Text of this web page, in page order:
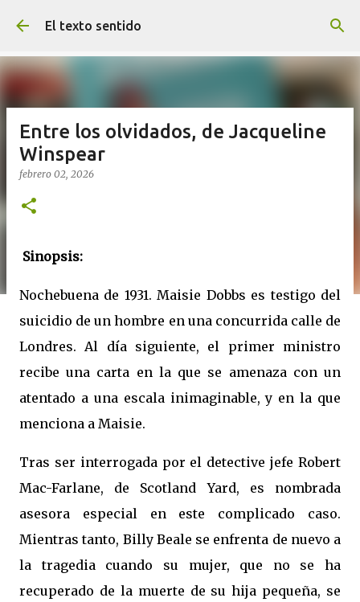
Ir al contenido principal
El texto sentido
Entre los olvidados, de Jacqueline
Winspear
febrero 02, 2026
Sinopsis:
Nochebuena de 1931. Maisie Dobbs es testigo del
suicidio de un hombre en una concurrida calle de
Londres. Al día siguiente, el primer ministro
recibe una carta en la que se amenaza con un
atentado a una escala inimaginable, y en la que
menciona a Maisie.
Tras ser interrogada por el detective jefe Robert
Mac-Farlane, de Scotland Yard, es nombrada
asesora especial en este complicado caso.
Mientras tanto, Billy Beale se enfrenta de nuevo a
la tragedia cuando su mujer, que no se ha
recuperado de la muerte de su hija pequeña, se